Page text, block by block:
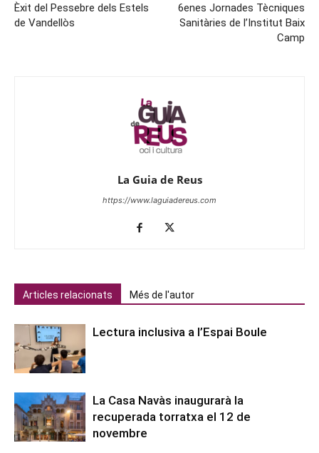
Èxit del Pessebre dels Estels
de Vandellòs
6enes Jornades Tècniques
Sanitàries de l’Institut Baix
Camp
La Guia de Reus
https://www.laguiadereus.com
Articles relacionats Més de l'autor
Lectura inclusiva a l’Espai Boule
La Casa Navàs inaugurarà la
recuperada torratxa el 12 de
novembre